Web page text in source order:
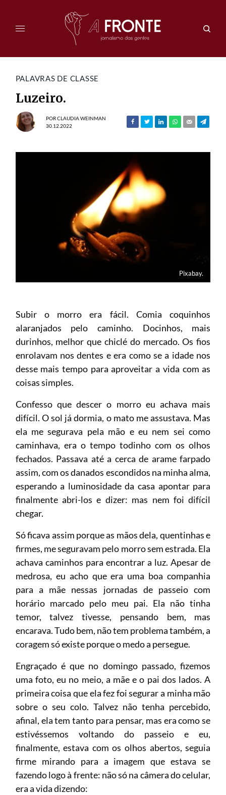
PALAVRAS DE CLASSE
Luzeiro.
PORCLAUDIA WEINMAN
30.12.2022
Pixabay.
Subir o morro era fácil. Comia coquinhos
alaranjados pelo caminho. Docinhos, mais
durinhos, melhor que chiclé do mercado. Os fios
enrolavam nos dentes e era como se a idade nos
desse mais tempo para aproveitar a vida com as
coisas simples.
Confesso que descer o morro eu achava mais
difícil. O sol já dormia, o mato me assustava. Mas
ela me segurava pela mão e eu nem sei como
caminhava, era o tempo todinho com os olhos
fechados. Passava até a cerca de arame farpado
assim, com os danados escondidos na minha alma,
esperando a luminosidade da casa apontar para
finalmente abri-los e dizer: mas nem foi difícil
chegar.
Só ficava assim porque as mãos dela, quentinhas e
firmes, me seguravam pelo morro sem estrada. Ela
achava caminhos para encontrar a luz. Apesar de
medrosa, eu acho que era uma boa companhia
para a mãe nessas jornadas de passeio com
horário marcado pelo meu pai. Ela não tinha
temor, talvez tivesse, pensando bem, mas
encarava. Tudo bem, não tem problema também, a
coragem só existe porque o medo a persegue.
Engraçado é que no domingo passado, fizemos
uma foto, eu no meio, a mãe e o pai dos lados. A
primeira coisa que ela fez foi segurar a minha mão
sobre o seu colo. Talvez não tenha percebido,
afinal, ela tem tanto para pensar, mas era como se
estivéssemos voltando do passeio e eu,
finalmente, estava com os olhos abertos, seguia
firme mirando para a imagem que estava se
fazendo logo à frente: não só na câmera do celular,
era a vida dizendo: